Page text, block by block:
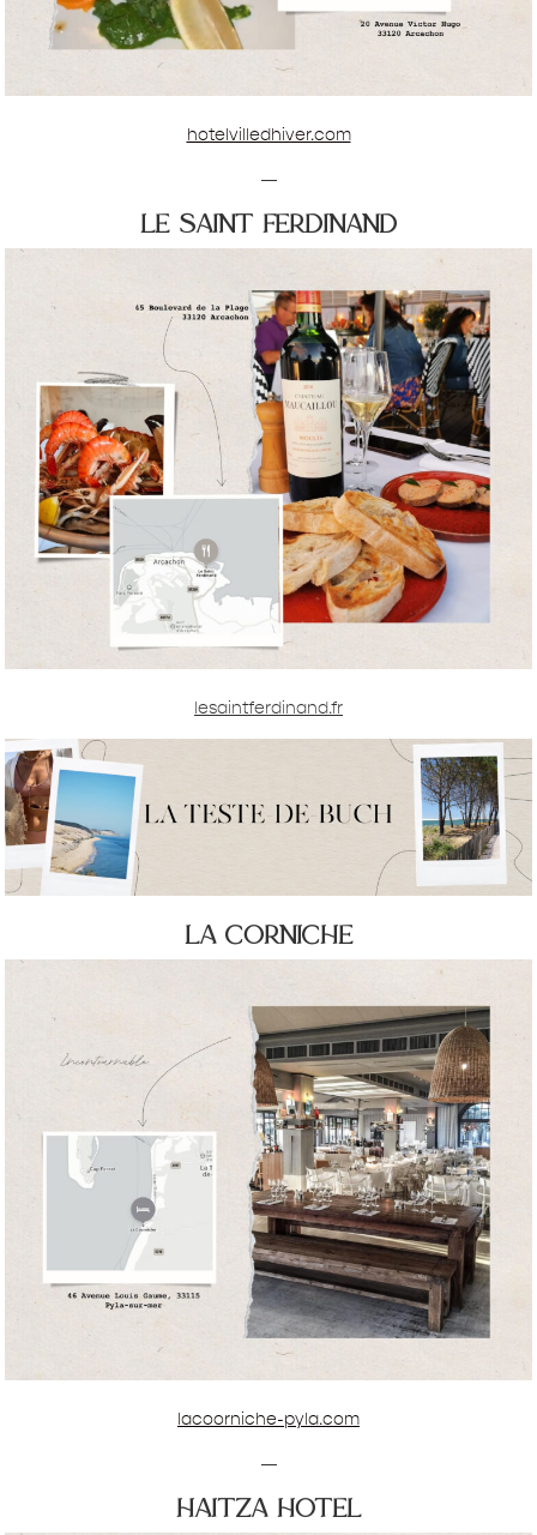
hotelvilledhiver.com
—
le saint ferdinand
lesaintferdinand.fr
la corniche
lacoorniche-pyla.com
—
haitza hotel